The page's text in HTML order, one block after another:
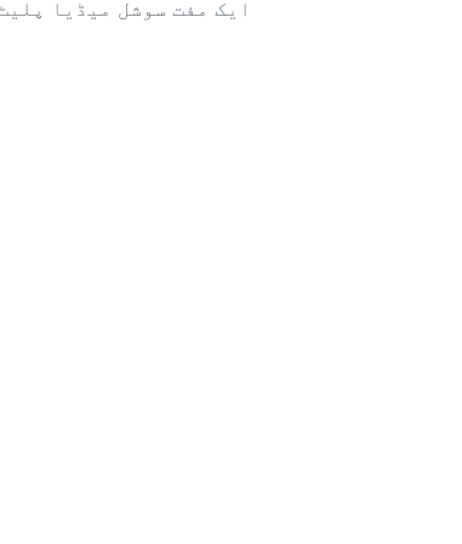
ایک مفت سوشل میڈیا